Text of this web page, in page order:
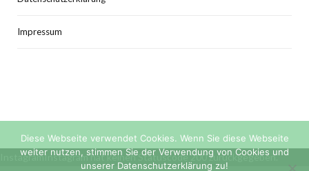
Impressum
InstagramInstagram hat keinen Statuscode 200 zurückgegeben.
Diese Webseite verwendet Cookies. Wenn Sie diese Webseite
weiter nutzen, stimmen Sie der Verwendung von Cookies und
unserer Datenschutzerklärung zu!